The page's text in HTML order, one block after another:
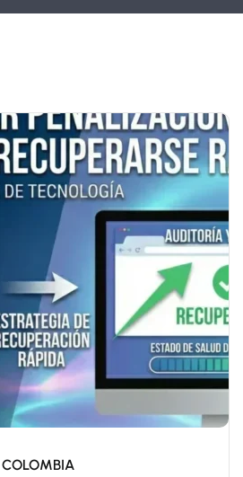
COLOMBIA